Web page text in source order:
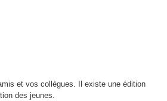
et vos collègues. Il existe une édition
des jeunes.